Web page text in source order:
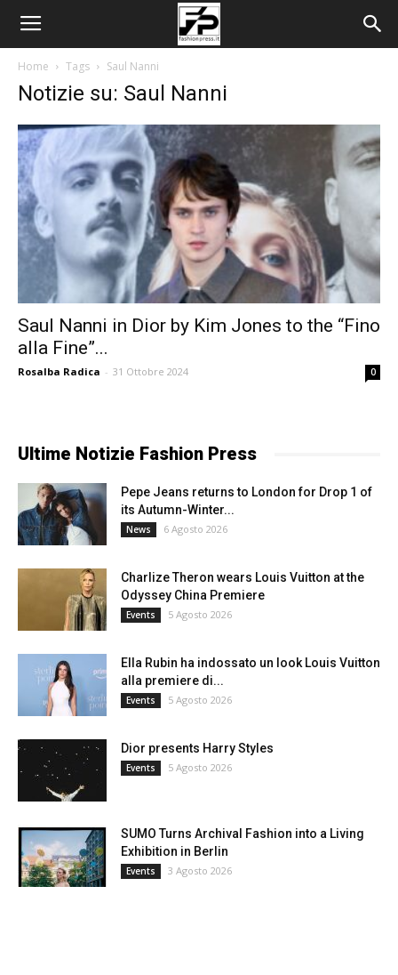
Home Tags Saul Nanni
Notizie su: Saul Nanni
Saul Nanni in Dior by Kim Jones to the “Fino
alla Fine”...
Rosalba Radica - 31 Ottobre 2024 0
Ultime Notizie Fashion Press
Pepe Jeans returns to London for Drop 1 of
its Autumn-Winter...
News 6 Agosto 2026
Charlize Theron wears Louis Vuitton at the
Odyssey China Premiere
Events 5 Agosto 2026
Ella Rubin ha indossato un look Louis Vuitton
alla premiere di...
Events 5 Agosto 2026
Dior presents Harry Styles
Events 5 Agosto 2026
SUMO Turns Archival Fashion into a Living
Exhibition in Berlin
Events 3 Agosto 2026